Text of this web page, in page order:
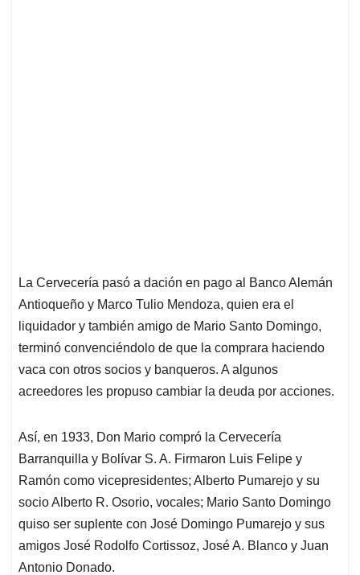
La Cervecería pasó a dación en pago al Banco Alemán
Antioqueño y Marco Tulio Mendoza, quien era el
liquidador y también amigo de Mario Santo Domingo,
terminó convenciéndolo de que la comprara haciendo
vaca con otros socios y banqueros. A algunos
acreedores les propuso cambiar la deuda por acciones.
Así, en 1933, Don Mario compró la Cervecería
Barranquilla y Bolívar S. A. Firmaron Luis Felipe y
Ramón como vicepresidentes; Alberto Pumarejo y su
socio Alberto R. Osorio, vocales; Mario Santo Domingo
quiso ser suplente con José Domingo Pumarejo y sus
amigos José Rodolfo Cortissoz, José A. Blanco y Juan
Antonio Donado.